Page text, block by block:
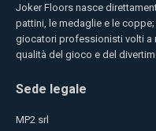
Joker Floors nasce
pattini, le medaglie e le
giocatori professionisti volti a
qualità del gioco e del
Sede legale
MP2 srl